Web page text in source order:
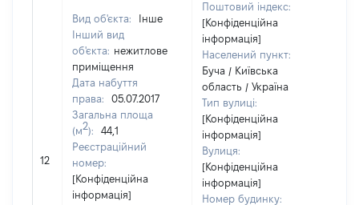
12
Вид об'єкта:
Інше
Інший вид
об'єкта: нежитлове
приміщення
Дата набуття
права:
05.07.2017
Загальна площа
(м2):
44,1
Реєстраційний
номер:
[Конфіденційна
інформація]
Поштовий індекс:
[Конфіденційна
інформація]
Населений пункт:
Буча / Київська
область / Україна
Тип вулиці:
[Конфіденційна
інформація]
Вулиця:
[Конфіденційна
інформація]
Номер будинку: